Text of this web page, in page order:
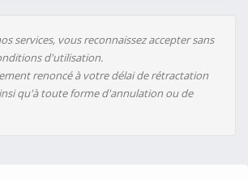
services, vous reconnaissez accepter sans
d'utilisation.
renoncé à votre délai de rétractation
qu'à toute forme d'annulation ou de